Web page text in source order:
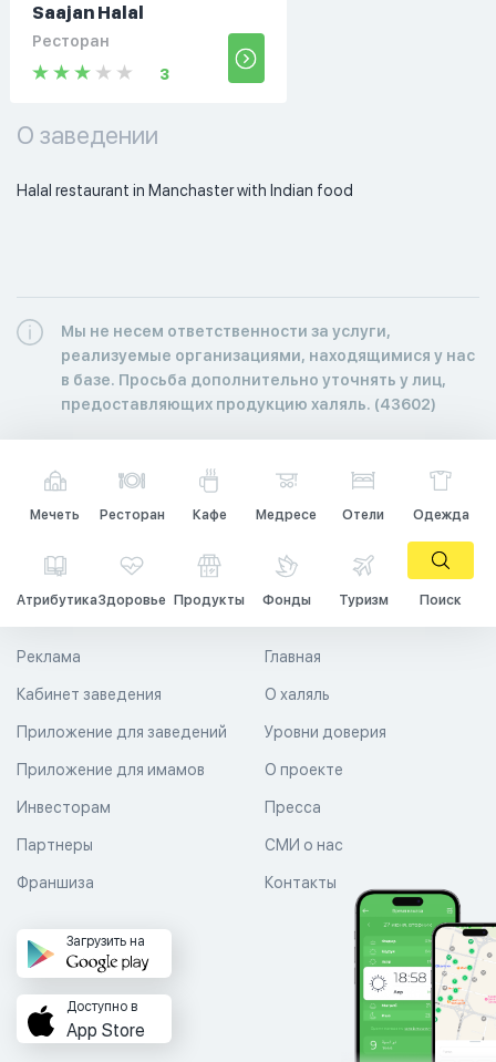
Saajan Halal
Ресторан
3
О заведении
Halal restaurant in Manchaster with Indian food
Мы не несем ответственности за услуги,
реализуемые организациями, находящимися у нас
в базе. Просьба дополнительно уточнять у лиц,
предоставляющих продукцию халяль. (43602)
Мечеть Ресторан Кафе Медресе Отели Одежда
АтрибутикаЗдоровье Продукты Фонды Туризм Поиск
Главная
О халяль
Уровни доверия
Реклама
Кабинет заведения
Приложение для заведений
Приложение для имамов О проекте
Пресса
СМИ о нас
Контакты
Инвесторам
Партнеры
Франшиза
Загрузить на
Доступно в
App Store